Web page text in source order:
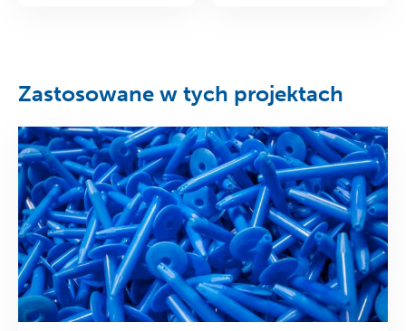
Zastosowane w tych projektach